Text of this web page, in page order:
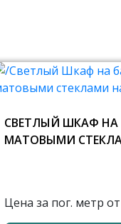
СВЕТЛЫЙ ШКАФ НА
МАТОВЫМИ
Цена за пог. метр от